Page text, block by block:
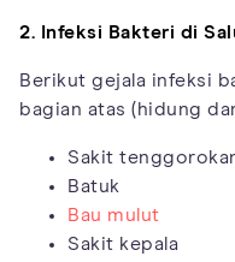
2. Infeksi Bakteri di
Berikut gejala infeksi
bagian atas (hidung
Sakit
Batuk
Bau mulut
Sakit kepala